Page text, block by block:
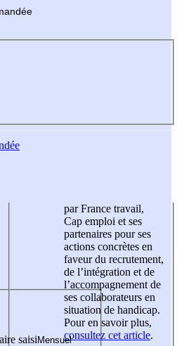
saisi
par France travail,
Cap emploi et ses
partenaires pour ses
actions concrètes en
faveur du recrutement,
de l’intégration et de
l’accompagnement de
ses collaborateurs en
situation de handicap.
Pour en savoir plus,
consultez cet article.